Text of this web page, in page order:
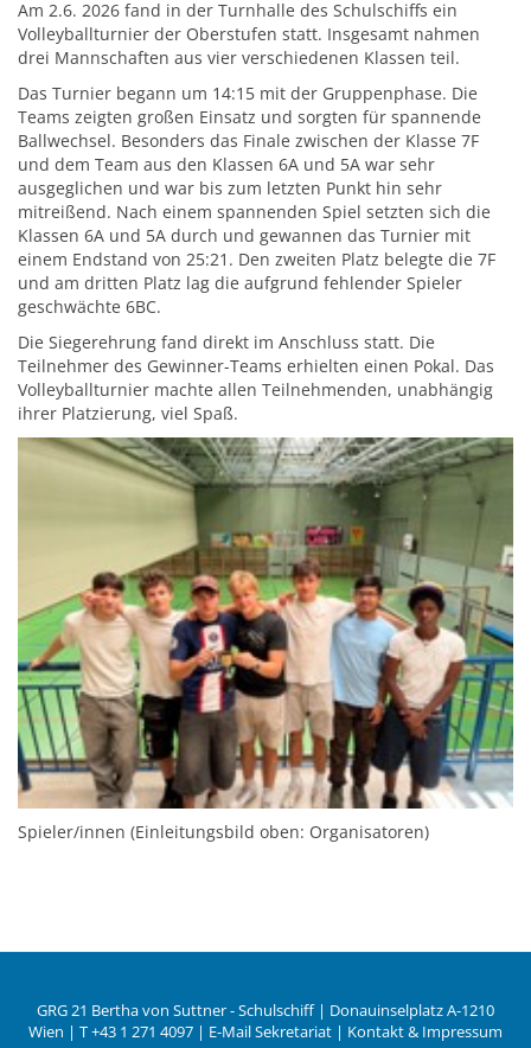
Am 2.6. 2026 fand in der Turnhalle des Schulschiffs ein
Volleyballturnier der Oberstufen statt. Insgesamt nahmen
drei Mannschaften aus vier verschiedenen Klassen teil.
Das Turnier begann um 14:15 mit der Gruppenphase. Die
Teams zeigten großen Einsatz und sorgten für spannende
Ballwechsel. Besonders das Finale zwischen der Klasse 7F
und dem Team aus den Klassen 6A und 5A war sehr
ausgeglichen und war bis zum letzten Punkt hin sehr
mitreißend. Nach einem spannenden Spiel setzten sich die
Klassen 6A und 5A durch und gewannen das Turnier mit
einem Endstand von 25:21. Den zweiten Platz belegte die 7F
und am dritten Platz lag die aufgrund fehlender Spieler
geschwächte 6BC.
Die Siegerehrung fand direkt im Anschluss statt. Die
Teilnehmer des Gewinner-Teams erhielten einen Pokal. Das
Volleyballturnier machte allen Teilnehmenden, unabhängig
ihrer Platzierung, viel Spaß.
Spieler/innen (Einleitungsbild oben: Organisatoren)
GRG 21 Bertha von Suttner - Schulschiff | Donauinselplatz A-1210
Wien | T+43 1 271 4097 | E-Mail Sekretariat | Kontakt & Impressum